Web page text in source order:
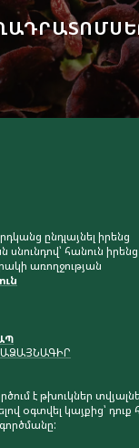
ընդլայնել իրենց
հանուն իրենց
առողջության
տեղադրումը ողջունելի
է թխուկներ
օգտվել կայքից՝ դուք